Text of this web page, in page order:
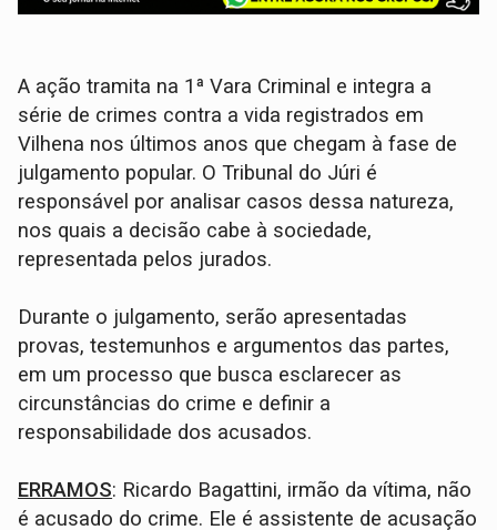
A ação tramita na 1ª Vara Criminal e integra a
série de crimes contra a vida registrados em
Vilhena nos últimos anos que chegam à fase de
julgamento popular. O Tribunal do Júri é
responsável por analisar casos dessa natureza,
nos quais a decisão cabe à sociedade,
representada pelos jurados.
Durante o julgamento, serão apresentadas
provas, testemunhos e argumentos das partes,
em um processo que busca esclarecer as
circunstâncias do crime e definir a
responsabilidade dos acusados.
ERRAMOS: Ricardo Bagattini, irmão da vítima, não
é acusado do crime. Ele é assistente de acusação